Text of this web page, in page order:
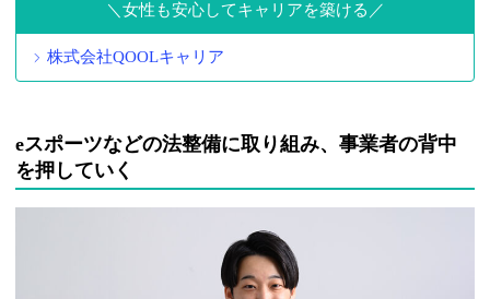
女性も安心してキャリアを築ける
株式会社QOOLキャリア
eスポーツなどの法整備に取り組み、事業者の背中
を押していく